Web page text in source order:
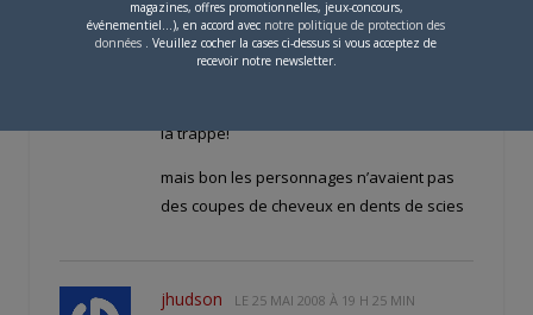
Offline
respectant le look des perso,c’est limite
impossible a appriorie, je penssais pareil
la trappe!
mais bon les personnages n’avaient pas
des coupes de cheveux en dents de scies
jhudson LE 25 MAI 2008 À 19 H 25 MIN
magazines, offres promotionnelles, jeux-concours,
événementiel...), en accord avec notre politique de protection des
données . Veuillez cocher la cases ci-dessus si vous acceptez de
recevoir notre newsletter.